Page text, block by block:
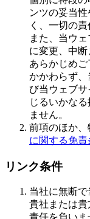
ンツの妥当
く、一切の責
また、当ウ
に変更、中断
あらかじめ
かかわらず
び当ウェブ
じるいかな
ません。
前項のほか、
に関する免責
リンク条件
当社に無断
貴社または